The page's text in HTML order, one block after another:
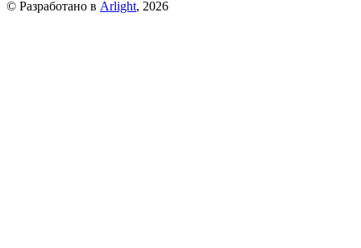
© Разработано в Arlight, 2026